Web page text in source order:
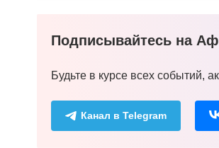
Подписывайтесь на
Будьте в курсе всех событий,
Канал в Telegram